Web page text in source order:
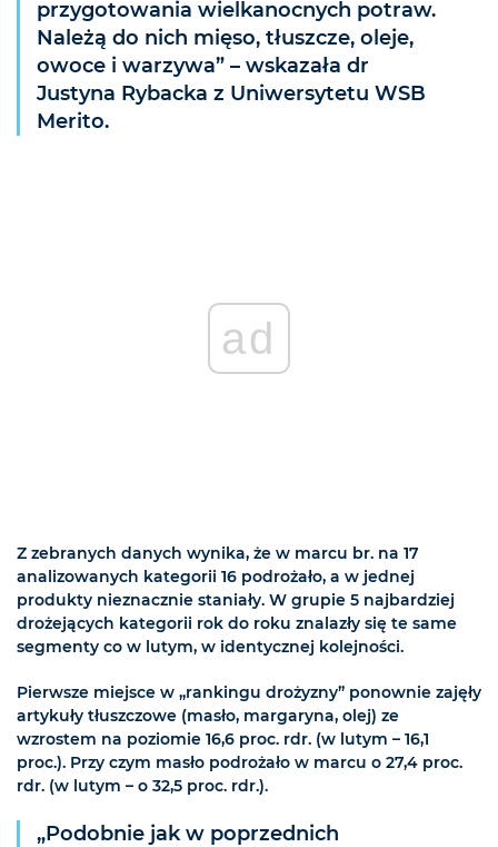
przygotowania wielkanocnych potraw.
Należą do nich mięso, tłuszcze, oleje,
owoce i warzywa” – wskazała dr
Justyna Rybacka z Uniwersytetu WSB
Merito.
ad
Z zebranych danych wynika, że w marcu br. na 17
analizowanych kategorii 16 podrożało, a w jednej
produkty nieznacznie staniały. W grupie 5 najbardziej
drożejących kategorii rok do roku znalazły się te same
segmenty co w lutym, w identycznej kolejności.
Pierwsze miejsce w „rankingu drożyzny” ponownie zajęły
artykuły tłuszczowe (masło, margaryna, olej) ze
wzrostem na poziomie 16,6 proc. rdr. (w lutym – 16,1
proc.). Przy czym masło podrożało w marcu o 27,4 proc.
rdr. (w lutym – o 32,5 proc. rdr.).
„Podobnie jak w poprzednich